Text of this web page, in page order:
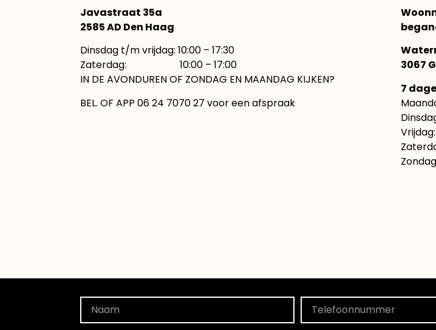
Javastraat 35a
2585 AD Den Haag
Dinsdag t/m vrijdag: 10:00 – 17:30
Zaterdag: 10:00 – 17:00
IN DE AVONDUREN OF ZONDAG EN MAANDAG KIJKEN?
BEL. OF APP 06 24 7070 27 voor een afspraak
3067
7